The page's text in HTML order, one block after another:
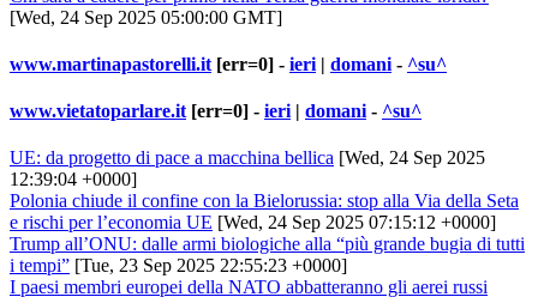
[Wed, 24 Sep 2025 05:00:00 GMT]
www.martinapastorelli.it [err=0] - ieri | domani - ^su^
www.vietatoparlare.it [err=0] - ieri | domani - ^su^
UE: da progetto di pace a macchina bellica [Wed, 24 Sep 2025
12:39:04 +0000]
Polonia chiude il confine con la Bielorussia: stop alla Via della Seta
e rischi per l’economia UE [Wed, 24 Sep 2025 07:15:12 +0000]
Trump all’ONU: dalle armi biologiche alla “più grande bugia di tutti
i tempi” [Tue, 23 Sep 2025 22:55:23 +0000]
I paesi membri europei della NATO abbatteranno gli aerei russi